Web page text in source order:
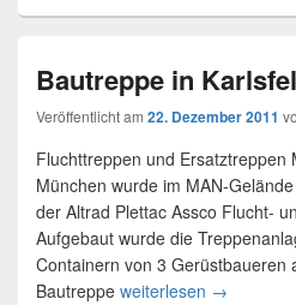
Bautreppe in
Veröffentlicht am 22. Dezember 2011
Fluchttreppen und Ersatztreppen
München wurde im MAN-
der Altrad Plettac Assco Flucht-
Aufgebaut wurde die
Containern von 3 Gerüstbaueren
Bautreppe weiterlesen Bautreppe
→